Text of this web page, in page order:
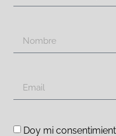
Doy mi